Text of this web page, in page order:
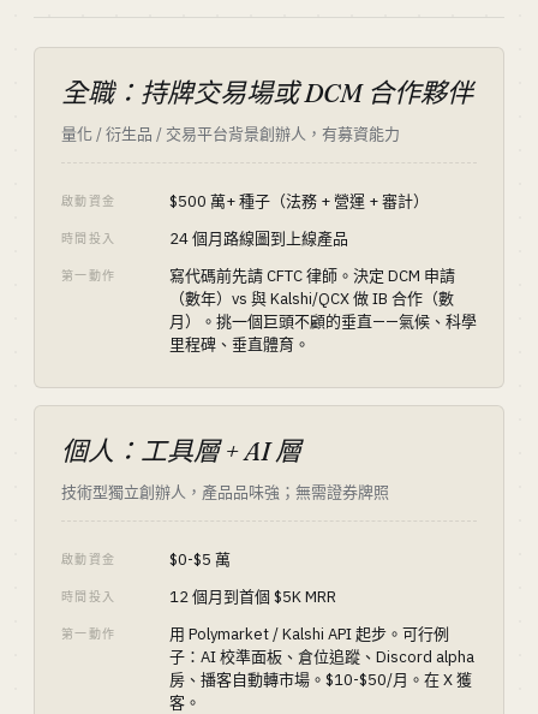
全職：持牌交易場或 DCM 合作夥伴
量化 / 衍生品 / 交易平台背景創辦人，有募資能力
啟動資金 $500 萬+ 種子（法務 + 營運 + 審計）
時間投入 24 個月路線圖到上線產品
第一動作
寫代碼前先請 CFTC 律師。決定 DCM 申請
（數年）vs 與 Kalshi/QCX 做 IB 合作（數
月）。挑一個巨頭不顧的垂直——氣候、科學
里程碑、垂直體育。
個人：工具層 + AI 層
技術型獨立創辦人，產品品味強；無需證券牌照
啟動資金 $0-$5 萬
時間投入 12 個月到首個 $5K MRR
第一動作
用 Polymarket / Kalshi API 起步。可行例
子：AI 校準面板、倉位追蹤、Discord alpha
房、播客自動轉市場。$10-$50/月。在 X 獲
客。